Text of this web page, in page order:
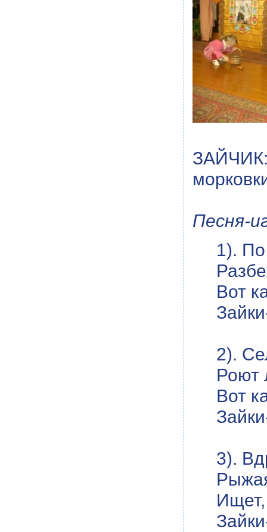
Песня-
1).
Вот
2).
Роют
Вот
3).
Ищет,